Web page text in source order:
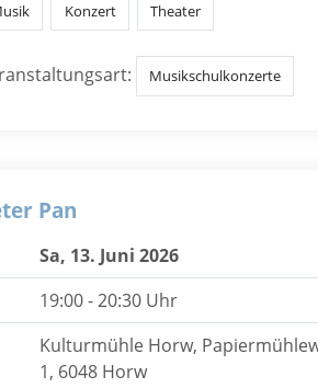
Konzert Theater
Musikschulkonzerte
Pan
Sa, 13. Juni 2026
19:00 - 20:30 Uhr
Kulturmühle Horw,
1, 6048 Horw